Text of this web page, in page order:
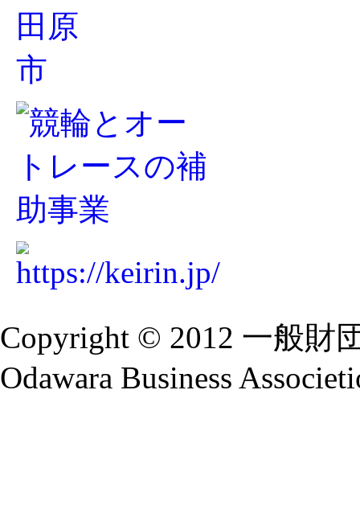
Copyright © 2012 一般財
Odawara Business